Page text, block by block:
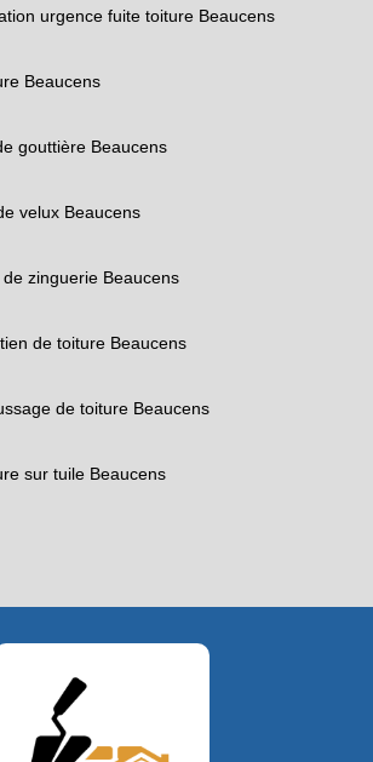
urgence fuite toiture Beaucens
Beaucens
gouttière Beaucens
velux Beaucens
zinguerie Beaucens
de toiture Beaucens
de toiture Beaucens
sur tuile Beaucens